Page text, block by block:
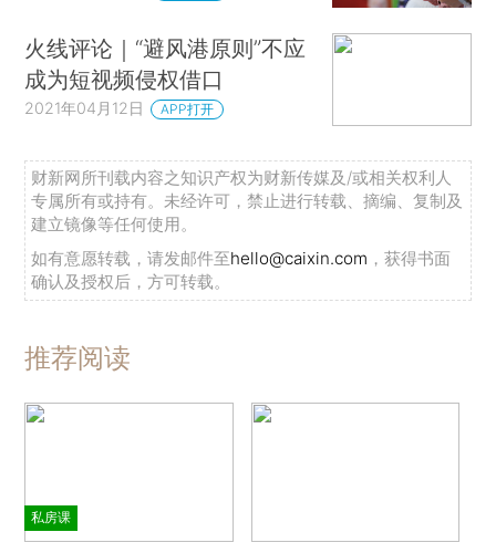
火线评论｜“避风港原则”不应
成为短视频侵权借口
2021年04月12日 APP打开
财新网所刊载内容之知识产权为财新传媒及/或相关权利人
专属所有或持有。未经许可，禁止进行转载、摘编、复制及
建立镜像等任何使用。
如有意愿转载，请发邮件至hello@caixin.com ，获得书面
确认及授权后，方可转载。
推荐阅读
私房课